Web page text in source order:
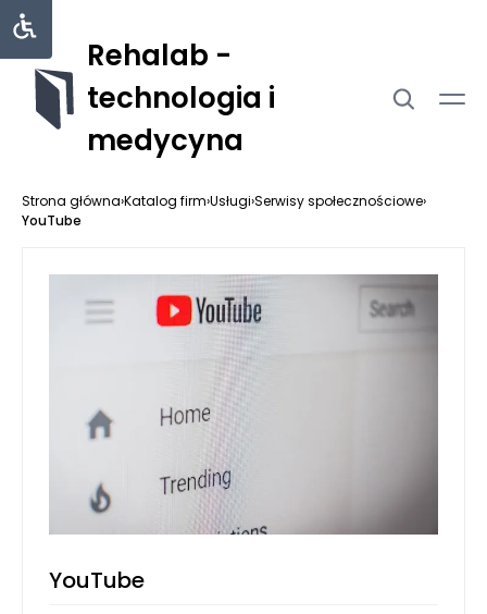
Rehalab -
technologia i
medycyna
Strona główna›Katalog firm›Usługi›Serwisy społecznościowe›
YouTube
YouTube